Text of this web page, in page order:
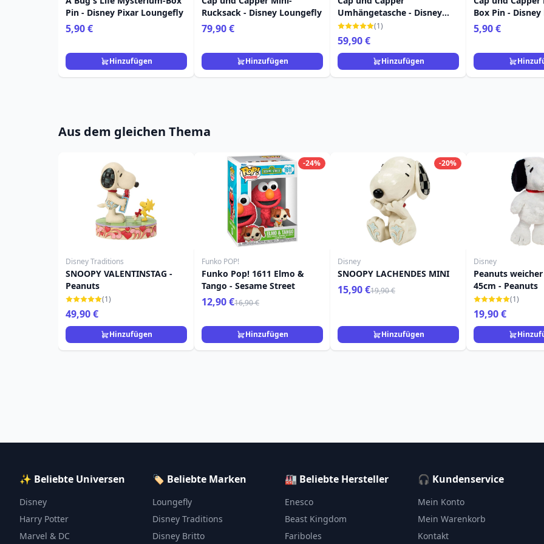
Pin - Disney Pixar Loungefly
5,90 €
Hinzufügen
Rucksack - Disney Loungefly
79,90 €
Hinzufügen
Umhängetasche - Disney
Loungefly(1)
59,90 €
Hinzufügen
Box Pin -
5,90 €
Aus dem gleichen Thema
Disney Traditions
SNOOPY VALENTINSTAG -
Peanuts
(1)
49,90 €
Hinzufügen
-24%
Funko POP!
Funko Pop! 1611 Elmo &
Tango - Sesame Street
12,90 €16,90 €
Hinzufügen
-20%
Disney
SNOOPY LACHENDES MINI
15,90 €19,90 €
Hinzufügen
Disney
Peanuts
45cm - Peanuts
(1)
19,90 €
✨ Beliebte Universen
Disney
Harry Potter
Marvel & DC
🏷️ Beliebte Marken
Loungefly
Disney Traditions
Disney Britto
🏭 Beliebte Hersteller
Enesco
Beast Kingdom
Fariboles
🎧 Kundenservice
Mein Konto
Mein Warenkorb
Kontakt